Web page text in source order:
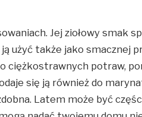
Jej ziołowy smak
użyć także jako smacznej
ciężkostrawnych potraw,
się ją również do
Latem może być